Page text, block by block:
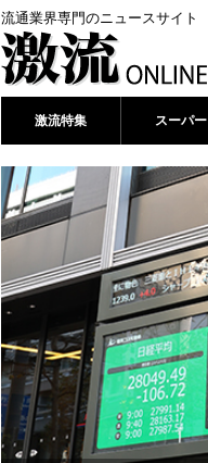
流通業界専門のニュースサイト
激流特集 スーパー